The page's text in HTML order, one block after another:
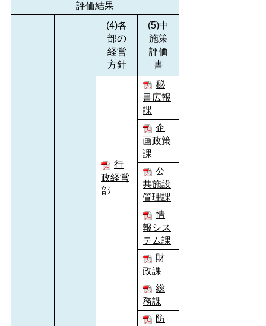
評価結果
(4)各
部の
経営
方針
(5)中
施策
評価
書
行
政経営
部
秘
書広報
課
企
画政策
課
公
共施設
管理課
情
報シス
テム課
財
政課
総
務課
防